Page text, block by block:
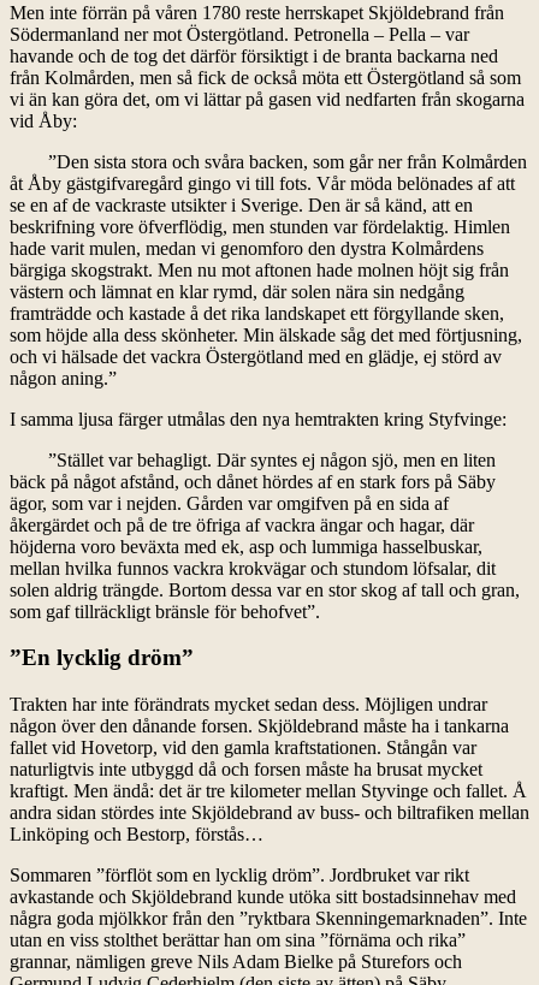
Men inte förrän på våren 1780 reste herrskapet Skjöldebrand från
Södermanland ner mot Östergötland. Petronella – Pella – var
havande och de tog det därför försiktigt i de branta backarna ned
från Kolmården, men så fick de också möta ett Östergötland så som
vi än kan göra det, om vi lättar på gasen vid nedfarten från skogarna
vid Åby:
”Den sista stora och svåra backen, som går ner från Kolmården
åt Åby gästgifvaregård gingo vi till fots. Vår möda belönades af att
se en af de vackraste utsikter i Sverige. Den är så känd, att en
beskrifning vore öfverflödig, men stunden var fördelaktig. Himlen
hade varit mulen, medan vi genomforo den dystra Kolmårdens
bärgiga skogstrakt. Men nu mot aftonen hade molnen höjt sig från
västern och lämnat en klar rymd, där solen nära sin nedgång
framträdde och kastade å det rika landskapet ett förgyllande sken,
som höjde alla dess skönheter. Min älskade såg det med förtjusning,
och vi hälsade det vackra Östergötland med en glädje, ej störd av
någon aning.”
I samma ljusa färger utmålas den nya hemtrakten kring Styfvinge:
”Stället var behagligt. Där syntes ej någon sjö, men en liten
bäck på något afstånd, och dånet hördes af en stark fors på Säby
ägor, som var i nejden. Gården var omgifven på en sida af
åkergärdet och på de tre öfriga af vackra ängar och hagar, där
höjderna voro beväxta med ek, asp och lummiga hasselbuskar,
mellan hvilka funnos vackra krokvägar och stundom löfsalar, dit
solen aldrig trängde. Bortom dessa var en stor skog af tall och gran,
som gaf tillräckligt bränsle för behofvet”.
”En lycklig dröm”
Trakten har inte förändrats mycket sedan dess. Möjligen undrar
någon över den dånande forsen. Skjöldebrand måste ha i tankarna
fallet vid Hovetorp, vid den gamla kraftstationen. Stångån var
naturligtvis inte utbyggd då och forsen måste ha brusat mycket
kraftigt. Men ändå: det är tre kilometer mellan Styvinge och fallet. Å
andra sidan stördes inte Skjöldebrand av buss- och biltrafiken mellan
Linköping och Bestorp, förstås…
Sommaren ”förflöt som en lycklig dröm”. Jordbruket var rikt
avkastande och Skjöldebrand kunde utöka sitt bostadsinnehav med
några goda mjölkkor från den ”ryktbara Skenningemarknaden”. Inte
utan en viss stolthet berättar han om sina ”förnäma och rika”
grannar, nämligen greve Nils Adam Bielke på Sturefors och